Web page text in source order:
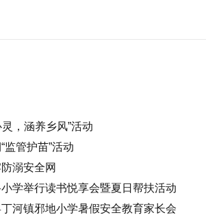
，涵养乡风”活动
管护苗”活动
溺安全网
学举行读书悦享会暨夏日帮扶活动
河镇邪地小学暑假安全教育家长会